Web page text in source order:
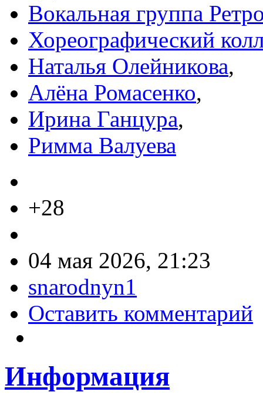
Вокальная группа
Хореографический
Наталья Олейникова,
Алёна Ромасенко,
Ирина Ганцура,
Римма Валуева
+28
04 мая 2026, 21:23
snarodnyn1
Оставить комментарий
Информация